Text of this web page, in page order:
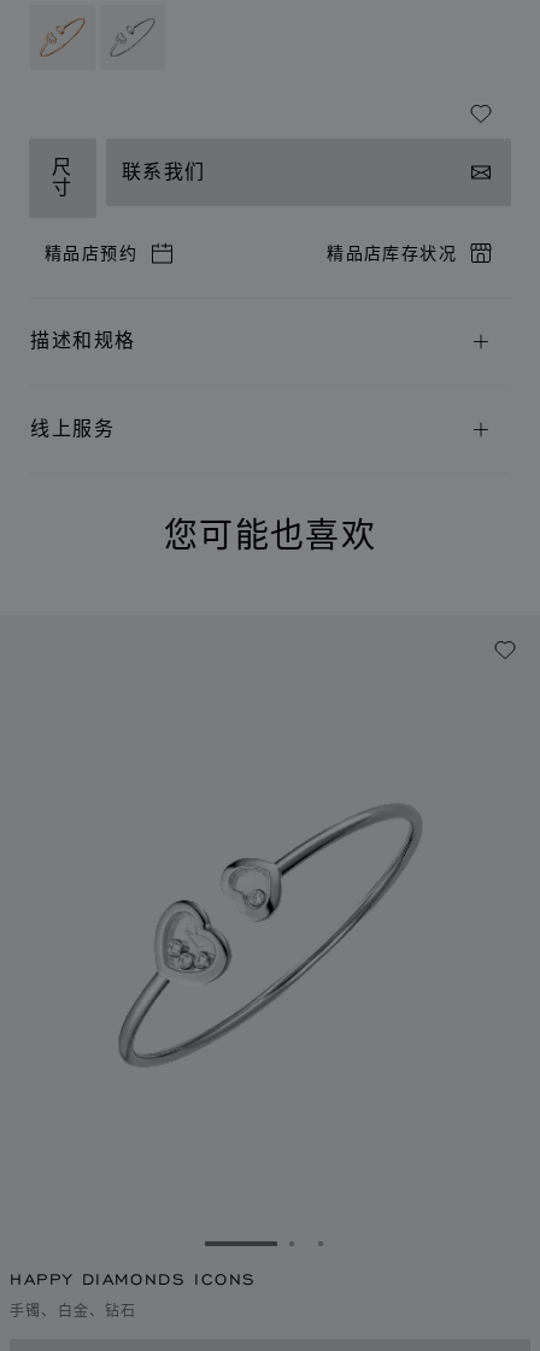
尺
寸
联系我们
精品店预约 精品店库存状况
描述和规格
线上服务
您可能也喜欢
转到幻灯片 1转到幻灯片 2
转到幻灯片 3
HAPPY DIAMONDS ICONS
手镯、白金、钻石